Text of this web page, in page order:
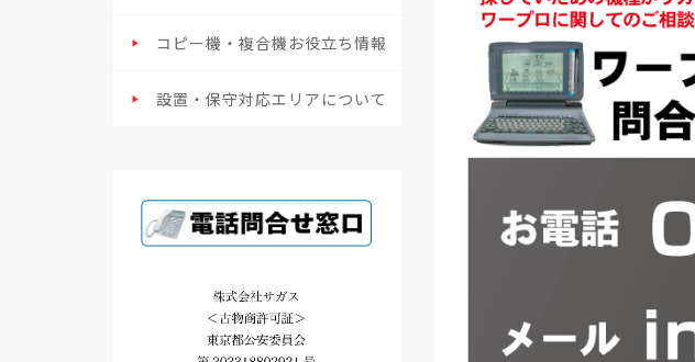
コピー機・複合機お役立ち情報
設置・保守対応エリアについて